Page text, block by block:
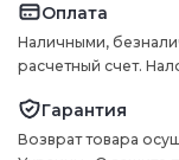
Оплата
Наличными,
расчетный счет.
Гарантия
Возврат товара